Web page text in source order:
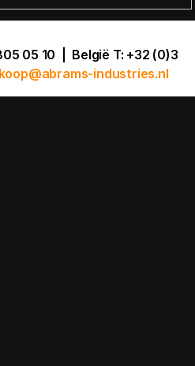
05 10 | België T: +32 (0)3
industries.nl